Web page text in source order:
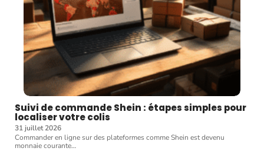
Suivi de commande Shein : étapes simples pour
localiser votre colis
31 juillet 2026
Commander en ligne sur des plateformes comme Shein est devenu
monnaie courante…